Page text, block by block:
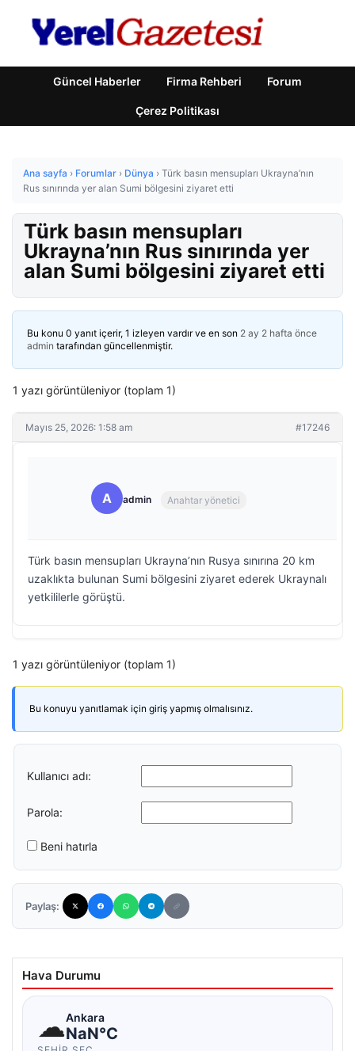
Güncel Haberler Firma Rehberi Forum
Çerez Politikası
Ana sayfa › Forumlar › Dünya › Türk basın mensupları Ukrayna’nın
Rus sınırında yer alan Sumi bölgesini ziyaret etti
Türk basın mensupları
Ukrayna’nın Rus sınırında yer
alan Sumi bölgesini ziyaret etti
Bu konu 0 yanıt içerir, 1 izleyen vardır ve en son 2 ay 2 hafta önce
admin tarafından güncellenmiştir.
1 yazı görüntüleniyor (toplam 1)
Mayıs 25, 2026: 1:58 am #17246
A admin Anahtar yönetici
Türk basın mensupları Ukrayna’nın Rusya sınırına 20 km
uzaklıkta bulunan Sumi bölgesini ziyaret ederek Ukraynalı
yetkililerle görüştü.
1 yazı görüntüleniyor (toplam 1)
Bu konuyu yanıtlamak için giriş yapmış olmalısınız.
Kullanıcı adı:
Parola:
Beni hatırla
Paylaş:
Hava Durumu
☁Ankara
NaN°C